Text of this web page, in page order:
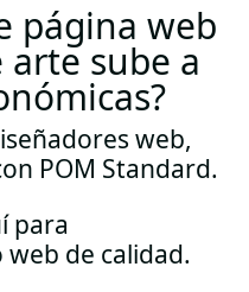
página web
arte sube a
web,
POM Standard.
para
de calidad.